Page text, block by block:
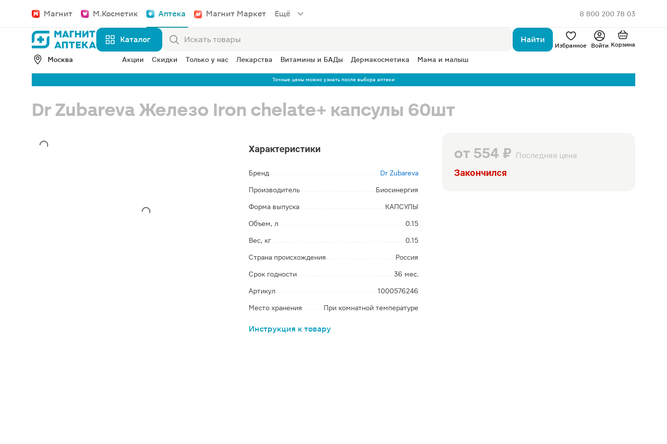
Магнит М.Косметик Аптека Магнит Маркет Ещё 8 800 200 78 03
Каталог Найти
Избранное Войти Корзина
Москва Акции Скидки Только у нас Лекарства Витамины и БАДы Дермакосметика Мама и малыш
Точные цены можно узнать после выбора аптеки
Dr Zubareva Железо Iron chelate+ капсулы 60шт
от 554 ₽ Последняя цена
Закончился
Характеристики
Бренд Dr Zubareva
Производитель Биосинергия
Форма выпуска КАПСУЛЫ
Объем, л 0.15
Вес, кг 0.15
Страна происхождения Россия
Срок годности 36 мес.
Артикул 1000576246
Место хранения При комнатной температуре
Инструкция к товару